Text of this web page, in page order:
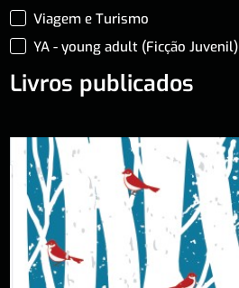
Viagem e Turismo
YA - young adult (Ficção Juvenil)
Livros publicados